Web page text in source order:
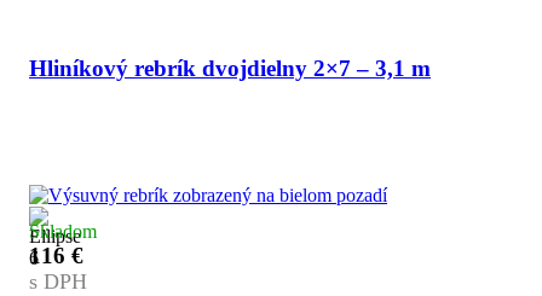
Hliníkový rebrík dvojdielny 2×7 – 3,1 m
Skladom
116 €
s DPH